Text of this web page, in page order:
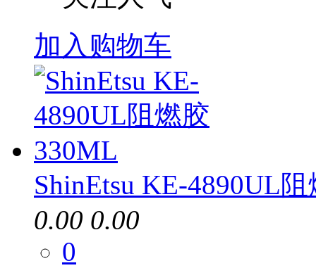
加入购物车
ShinEtsu KE-4890UL
0.00 0.00
0